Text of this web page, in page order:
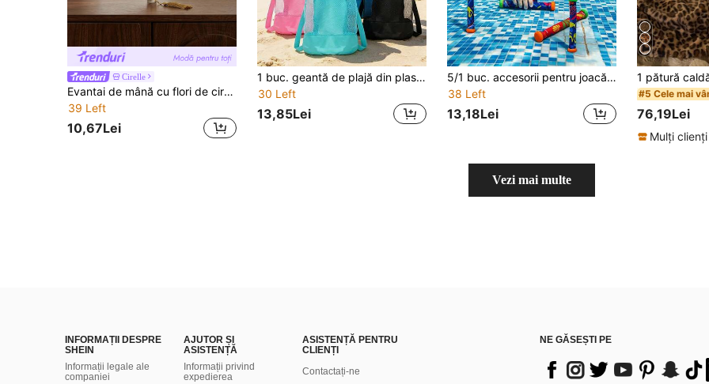
Cirelle
Evantai de mână cu flori de cireș albe și imprimeu cu folie aurie, potrivit pentru uz casnic
39 Left
10,67Lei
1 buc. geantă de plajă din plasă cu capacitate mare, rucsac respirabil cu șnur, geantă organizatoare colorată de vară, potrivită pentru piscină, sporturi în aer liber, înot, scoici, croazieră, Anul Nou, Ziua Îndrăgostiților, Ziua Mamei, Ziua Tatălui, cadou de absolvire
30 Left
13,85Lei
5/1 buc. accesorii pentru joacă în apă din PVC, culoare aleatorie, recuzite de distracție pentru petreceri pentru adulți, jucării de scufădat pentru piscină de vară, jucării educaționale de aruncat, cadouri pentru piscină în aer liber, accesorii de înot, potrivite pentru plajă, piscină, baie, pot fi folosite și pentru Halloween, Crăciun, Ziua Recunoștinței, piscină, plutitoare pentru piscină, accesorii pentru piscină, jucării pentru piscină, articole pentru piscină, esențiale pentru piscină, jucării pentru piscină
38 Left
13,18Lei
#5 Cele mai
76,19Lei
Mulți
Vezi mai multe
INFORMAȚII DESPRE
SHEIN
Informații legale ale
companiei
AJUTOR ȘI
ASISTENȚĂ
Informații privind
expedierea
ASISTENȚĂ PENTRU
CLIENȚI
Contactați-ne
NE GĂSEȘTI PE